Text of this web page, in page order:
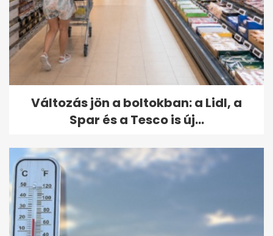
Változás jön a boltokban: a Lidl, a
Spar és a Tesco is új...